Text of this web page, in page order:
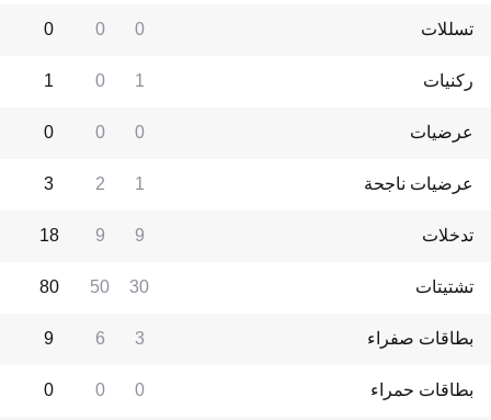
تسللات 0
0
0
ركنيات 1
0
1
عرضيات 0
0
0
عرضيات ناجحة 1
2
3
تدخلات 9
9
18
تشتيتات 30
50
80
بطاقات صفراء 3
6
9
بطاقات حمراء 0
0
0